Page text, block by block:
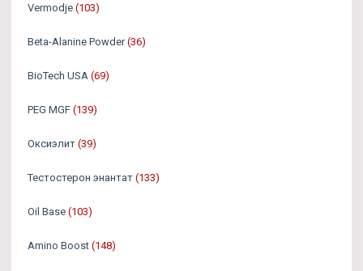
Vermodje (103)
Beta-Alanine Powder (36)
BioTech USA (69)
PEG MGF (139)
Оксиэлит (39)
Тестостерон энантат (133)
Oil Base (103)
Amino Boost (148)